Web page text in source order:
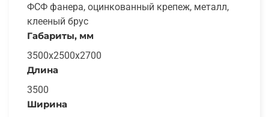
ФСФ фанера, оцинкованный крепеж, металл,
клееный брус
Габариты, мм
3500x2500x2700
Длина
3500
Ширина